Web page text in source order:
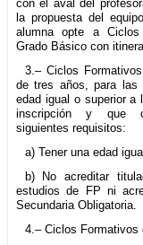
con el aval del
la propuesta del
alumna opte a
Grado Básico con
3.– Ciclos
de tres años, para las
edad igual o superior a
inscripción y que
siguientes requisitos:
a) Tener una edad
b) No acreditar
estudios de FP ni
Secundaria Obligatoria.
4.– Ciclos Formativos